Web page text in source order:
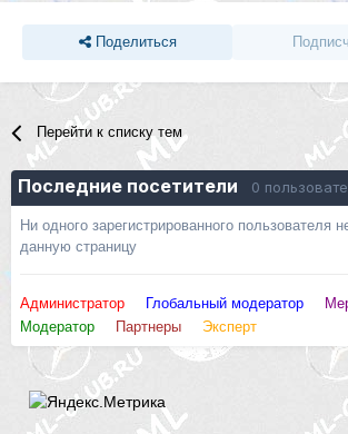
Поделиться
Перейти к списку тем
Последние посетители 0
Ни одного зарегистрированного пользователя
данную страницу
Администратор Глобальный модератор
Модератор
Партнеры Эксперт